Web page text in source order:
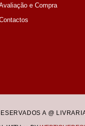
e Compra
A @